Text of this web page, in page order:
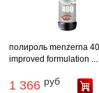
полироль menzerna
improved formulation ...
1 366 руб